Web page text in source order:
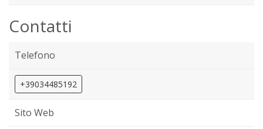
Contatti
Telefono
+39034485192
Sito Web